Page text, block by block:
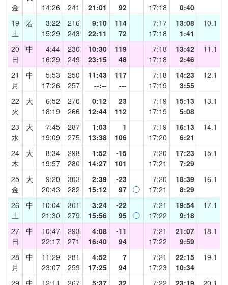
金
14:26
241
21:01
92
17:18
0:40
19
土
若
3:22
15:29
216
243
9:10
22:11
114
72
7:17
17:18
13:08
1:41
10.1
20
日
中
4:44
16:29
230
249
10:30
23:15
119
48
7:18
17:18
13:42
2:46
11.1
21
月
中
5:53
17:26
250
257
11:43
--:--
117
---
7:18
17:19
14:23
3:55
12.1
22
火
大
6:52
18:19
270
266
0:12
12:44
23
112
7:19
17:19
15:13
5:08
13.1
23
水
大
7:45
19:09
287
275
1:03
13:38
1
106
7:19
17:20
16:13
6:21
14.1
24
木
大
8:34
19:57
298
280
1:52
14:27
-15
101
7:20
17:21
17:23
7:29
15.1
25
金
大
9:20
20:43
303
282
2:39
15:12
-23
97 ◯
7:20
17:21
18:39
8:29
16.1
26
土
中
10:04
21:30
301
279
3:24
15:56
-22
95 ◯
7:21
17:22
19:54
9:18
17.1
27
日
中
10:47
22:17
293
271
4:08
16:40
-11
94
7:21
17:22
21:07
9:59
18.1
28
月
中
11:29
23:07
281
259
4:52
17:25
7
94
7:21
17:23
22:15
10:34
19.1
29
中
12:11
267
5:37
32
7:22
23:19
20.1